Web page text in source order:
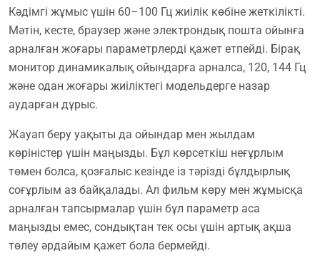
Кәдімгі жұмыс үшін 60–100 Гц жиілік көбіне жеткілікті.
Мәтін, кесте, браузер және электрондық пошта ойынға
арналған жоғары параметрлерді қажет етпейді. Бірақ
монитор динамикалық ойындарға арналса, 120, 144 Гц
және одан жоғары жиіліктегі модельдерге назар
аударған дұрыс.
Жауап беру уақыты да ойындар мен жылдам
көріністер үшін маңызды. Бұл көрсеткіш неғұрлым
төмен болса, қозғалыс кезінде із тәрізді бұлдырлық
соғұрлым аз байқалады. Ал фильм көру мен жұмысқа
арналған тапсырмалар үшін бұл параметр аса
маңызды емес, сондықтан тек осы үшін артық ақша
төлеу әрдайым қажет бола бермейді.